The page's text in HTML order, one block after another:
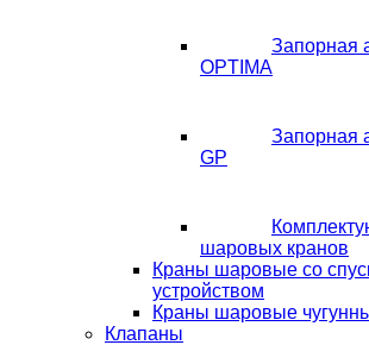
Запорная
OPTIMA
Запорная
GP
шаровых кранов
Краны шаровые со
устройством
Краны шаровые
Клапаны